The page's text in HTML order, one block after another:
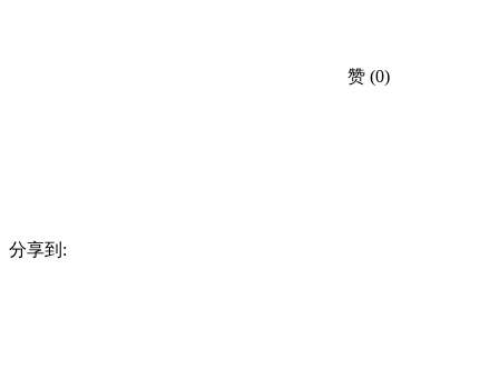
赞 (0)
分享到: